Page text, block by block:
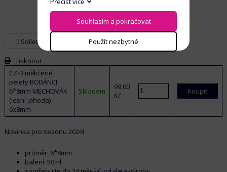
Sdílet
Tisknout
CZ-B měkčené
pelety BOBÁNCI
6*8mm MECHOVÁK
(lesní jahoda)
6x8mm
Skladem
99,00
Kč
Koupit
Novinka pro sezonu 2026!
průměr: 6*8mm
balení: 50ml
Souhlasím a pokračovat
Použít nezbytné